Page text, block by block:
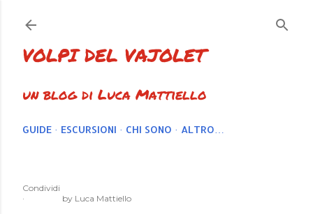
VOLPI DEL VAJOLET
un blog di Luca Mattiello
GUIDE ESCURSIONI CHI SONO ALTRO…
Condividi
by Luca Mattiello